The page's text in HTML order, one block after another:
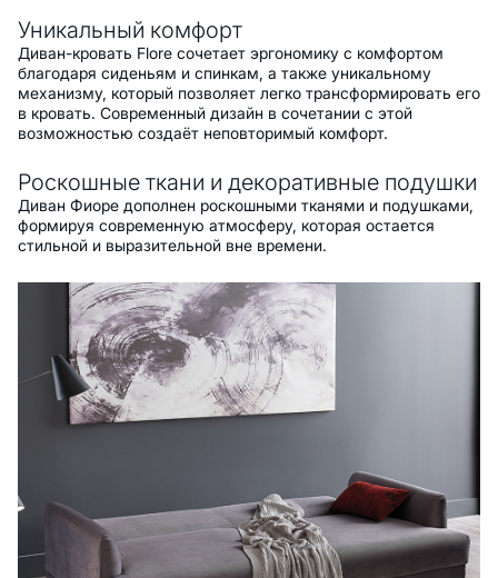
Уникальный комфорт
Диван-кровать Flore сочетает эргономику с комфортом
благодаря сиденьям и спинкам, а также уникальному
механизму, который позволяет легко трансформировать его
в кровать. Современный дизайн в сочетании с этой
возможностью создаёт неповторимый комфорт.
Роскошные ткани и декоративные подушки
Диван Фиоре дополнен роскошными тканями и подушками,
формируя современную атмосферу, которая остается
стильной и выразительной вне времени.